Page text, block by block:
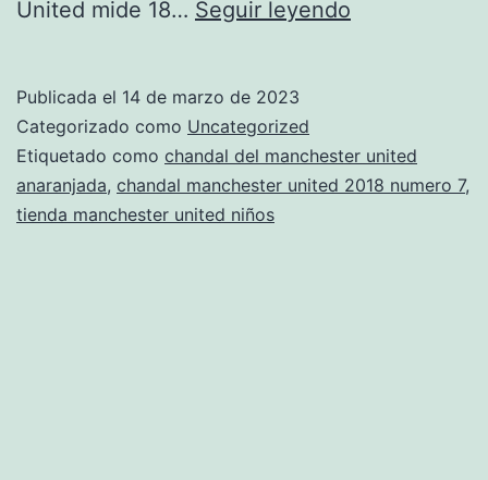
United mide 18… Seguir leyendo
mercadolibre
colombia
Publicada el 14 de marzo de 2023
Categorizado como Uncategorized
Etiquetado como chandal del manchester united
anaranjada, chandal manchester united 2018 numero 7,
tienda manchester united niños